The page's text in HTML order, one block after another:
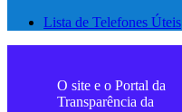
Lista de Telefones Úteis
O site e o Portal da
Transparência da